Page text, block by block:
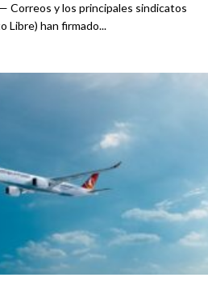
Correos y los principales sindicatos
Libre) han firmado...